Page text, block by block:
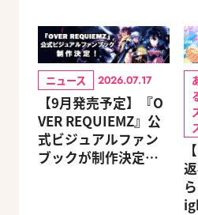
ニュース 2026.07.17
【9月発売予定】『O
VER REQUIEMZ』公
式ビジュアルファン
ブックが制作決定！